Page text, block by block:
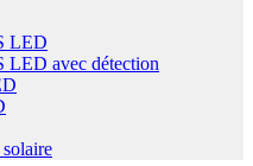
LED
LED avec détection